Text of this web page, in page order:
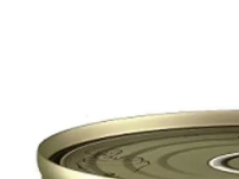
Die Sorte Kitten mit Huhn
Linie von Almo Nature
oder Fleischmehl. Durch